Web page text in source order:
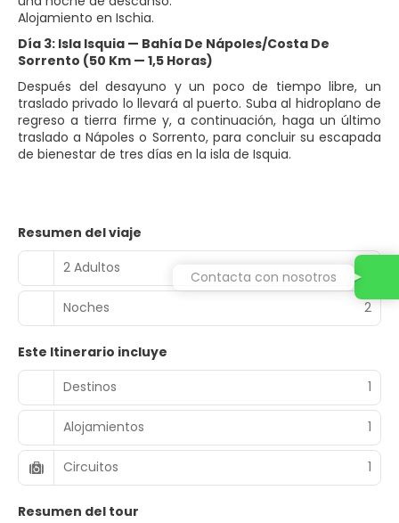
Alojamiento en Ischia.
Día 3: Isla Isquia — Bahía De Nápoles/Costa De
Sorrento (50 Km — 1,5 Horas)
Después del desayuno y un poco de tiempo libre, un
traslado privado lo llevará al puerto. Suba al hidroplano de
regreso a tierra firme y, a continuación, haga un último
traslado a Nápoles o Sorrento, para concluir su escapada
de bienestar de tres días en la isla de Isquia.
Resumen del viaje
2 Adultos
Noches 2
Este Itinerario incluye
Destinos
1
Alojamientos 1
Circuitos 1
Resumen del tour
Contacta con nosotros